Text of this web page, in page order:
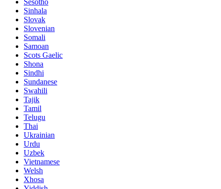
Sinhala
Slovak
Slovenian
Somali
Samoan
Scots Gaelic
Shona
Sindhi
Sundanese
Swahili
Tajik
Tamil
Telugu
Thai
Ukrainian
Urdu
Uzbek
Vietnamese
Welsh
Xhosa